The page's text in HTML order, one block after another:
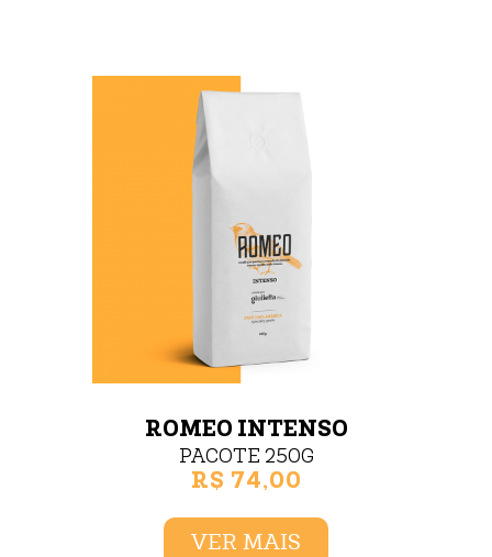
ROMEO INTENSO
PACOTE 250G
R$ 74,00
VER MAIS